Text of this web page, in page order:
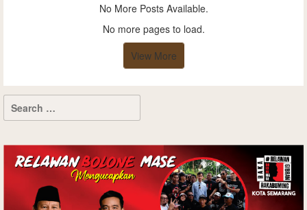
No More Posts Available.
No more pages to load.
View More